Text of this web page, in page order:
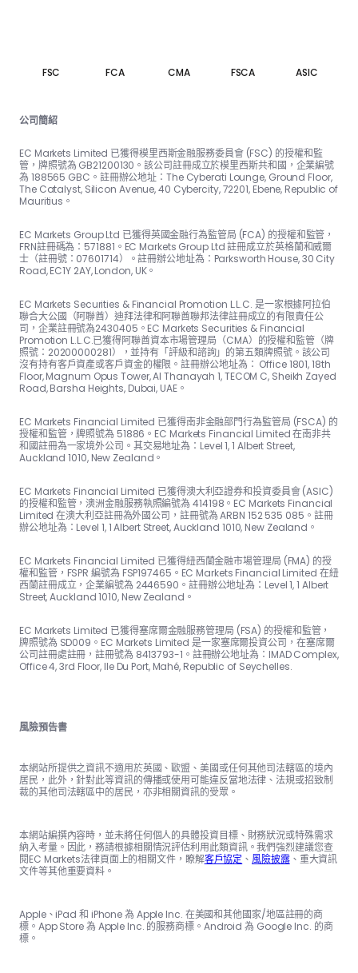
FSC FCA CMA FSCA ASIC
公司簡紹
EC Markets Limited 已獲得模里西斯金融服務委員會 (FSC) 的授權和監
管，牌照號為 GB21200130。該公司註冊成立於模里西斯共和國，企業編號
為 188565 GBC。註冊辦公地址：The Cyber​​ati Lounge, Ground Floor,
The Catalyst, Silicon Avenue, 40 Cyber​​city, 72201, Ebene, Republic of
Mauritius。
EC Markets Group Ltd 已獲得英國金融行為監管局 (FCA) 的授權和監管，
FRN註冊碼為：57188​​1。EC Markets Group Ltd 註冊成立於英格蘭和威爾
士（註冊號：07601714）。註冊辦公地址為：Parksworth House, 30 City
Road, EC1Y 2AY, London, UK。
EC Markets Securities & Financial Promotion L.L.C. 是一家根據阿拉伯
聯合大公國（阿聯酋）迪拜法律和阿聯酋聯邦法律註冊成立的有限責任公
司，企業註冊號為2430405。EC Markets Securities & Financial
Promotion L.L.C.已獲得阿聯酋資本市場管理局（CMA）的授權和監管（牌
照號：20200000281），並持有「評級和諮詢」的第五類牌照號。該公司
沒有持有客戶資產或客戶資金的權限。註冊辦公地址為： Office 1801, 18th
Floor, Magnum Opus Tower, Al Thanayah 1, TECOM C, Sheikh Zayed
Road, Barsha Heights, Dubai, UAE。
EC Markets Financial Limited 已獲得南非金融部門行為監管局 (FSCA) 的
授權和監管，牌照號為 51886。EC Markets Financial Limited 在南非共
和國註冊為一家境外公司。其交易地址為：Level 1, 1 Albert Street,
Auckland 1010, New Zealand。
EC Markets Financial Limited 已獲得澳大利亞證券和投資委員會 (ASIC)
的授權和監管，澳洲金融服務執照編號為 414198。EC Markets Financial
Limited 在澳大利亞註冊為外國公司，註冊號為 ARBN 152 535 085。註冊
辦公地址為：Level 1, 1 Albert Street, Auckland 1010, New Zealand。
EC Markets Financial Limited 已獲得紐西蘭金融市場管理局 (FMA) 的授
權和監管，FSPR 編號為 FSP197465。EC Markets Financial Limited 在紐
西蘭註冊成立，企業編號為 2446590。註冊辦公地址為：Level 1, 1 Albert
Street, Auckland 1010, New Zealand。
EC Markets Limited 已獲得塞席爾金融服務管理局 (FSA) 的授權和監管，
牌照號為 SD009。EC Markets Limited 是一家塞席爾投資公司，在塞席爾
公司註冊處註冊，註冊號為 8413793-1。註冊辦公地址為：IMAD Complex,
Office 4, 3rd Floor, Ile Du Port, Mahé, Republic of Seychelles.
風險預告書
本網站所提供之資訊不適用於英國、歐盟、美國或任何其他司法轄區的境內
居民，此外，針對此等資訊的傳播或使用可能違反當地法律、法規或招致制
裁的其他司法轄區中的居民，亦非相關資訊的受眾。
本網站編撰內容時，並未將任何個人的具體投資目標、財務狀況或特殊需求
納入考量。因此，務請根據相關情況評估利用此類資訊。我們強烈建議您查
閱EC Markets法律頁面上的相關文件，瞭解客戶協定 、風險披露、重大資訊
文件等其他重要資料。
Apple、iPad 和 iPhone 為 Apple Inc. 在美國和其他國家/地區註冊的商
標。App Store 為 Apple Inc. 的服務商標。Android 為 Google Inc. 的商
標。